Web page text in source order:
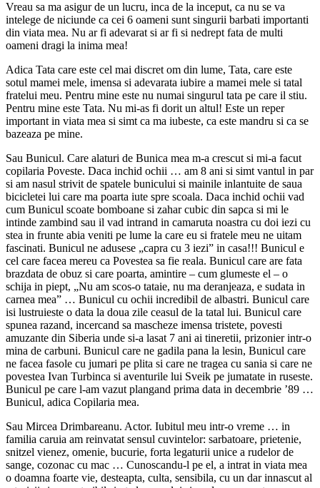
Vreau sa ma asigur de un lucru, inca de la inceput, ca nu se va
intelege de niciunde ca cei 6 oameni sunt singurii barbati importanti
din viata mea. Nu ar fi adevarat si ar fi si nedrept fata de multi
oameni dragi la inima mea!
Adica Tata care este cel mai discret om din lume, Tata, care este
sotul mamei mele, imensa si adevarata iubire a mamei mele si tatal
fratelui meu. Pentru mine este nu numai singurul tata pe care il stiu.
Pentru mine este Tata. Nu mi-as fi dorit un altul! Este un reper
important in viata mea si simt ca ma iubeste, ca este mandru si ca se
bazeaza pe mine.
Sau Bunicul. Care alaturi de Bunica mea m-a crescut si mi-a facut
copilaria Poveste. Daca inchid ochii … am 8 ani si simt vantul in par
si am nasul strivit de spatele bunicului si mainile inlantuite de saua
bicicletei lui care ma poarta iute spre scoala. Daca inchid ochii vad
cum Bunicul scoate bomboane si zahar cubic din sapca si mi le
intinde zambind sau il vad intrand in camaruta noastra cu doi iezi cu
stea in frunte abia veniti pe lume la care eu si fratele meu ne uitam
fascinati. Bunicul ne adusese „capra cu 3 iezi” in casa!!! Bunicul e
cel care facea mereu ca Povestea sa fie reala. Bunicul care are fata
brazdata de obuz si care poarta, amintire – cum glumeste el – o
schija in piept, „Nu am scos-o tataie, nu ma deranjeaza, e sudata in
carnea mea” … Bunicul cu ochii incredibil de albastri. Bunicul care
isi lustruieste o data la doua zile ceasul de la tatal lui. Bunicul care
spunea razand, incercand sa mascheze imensa tristete, povesti
amuzante din Siberia unde si-a lasat 7 ani ai tineretii, prizonier intr-o
mina de carbuni. Bunicul care ne gadila pana la lesin, Bunicul care
ne facea fasole cu jumari pe plita si care ne tragea cu sania si care ne
povestea Ivan Turbinca si aventurile lui Sveik pe jumatate in ruseste.
Bunicul pe care l-am vazut plangand prima data in decembrie ’89 …
Bunicul, adica Copilaria mea.
Sau Mircea Drimbareanu. Actor. Iubitul meu intr-o vreme … in
familia caruia am reinvatat sensul cuvintelor: sarbatoare, prietenie,
snitzel vienez, omenie, bucurie, forta legaturii unice a rudelor de
sange, cozonac cu mac … Cunoscandu-l pe el, a intrat in viata mea
o doamna foarte vie, desteapta, culta, sensibila, cu un dar innascut al